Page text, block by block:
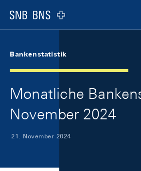
Logo
Bankenstatistik
Monatliche
November 2024
21. November 2024